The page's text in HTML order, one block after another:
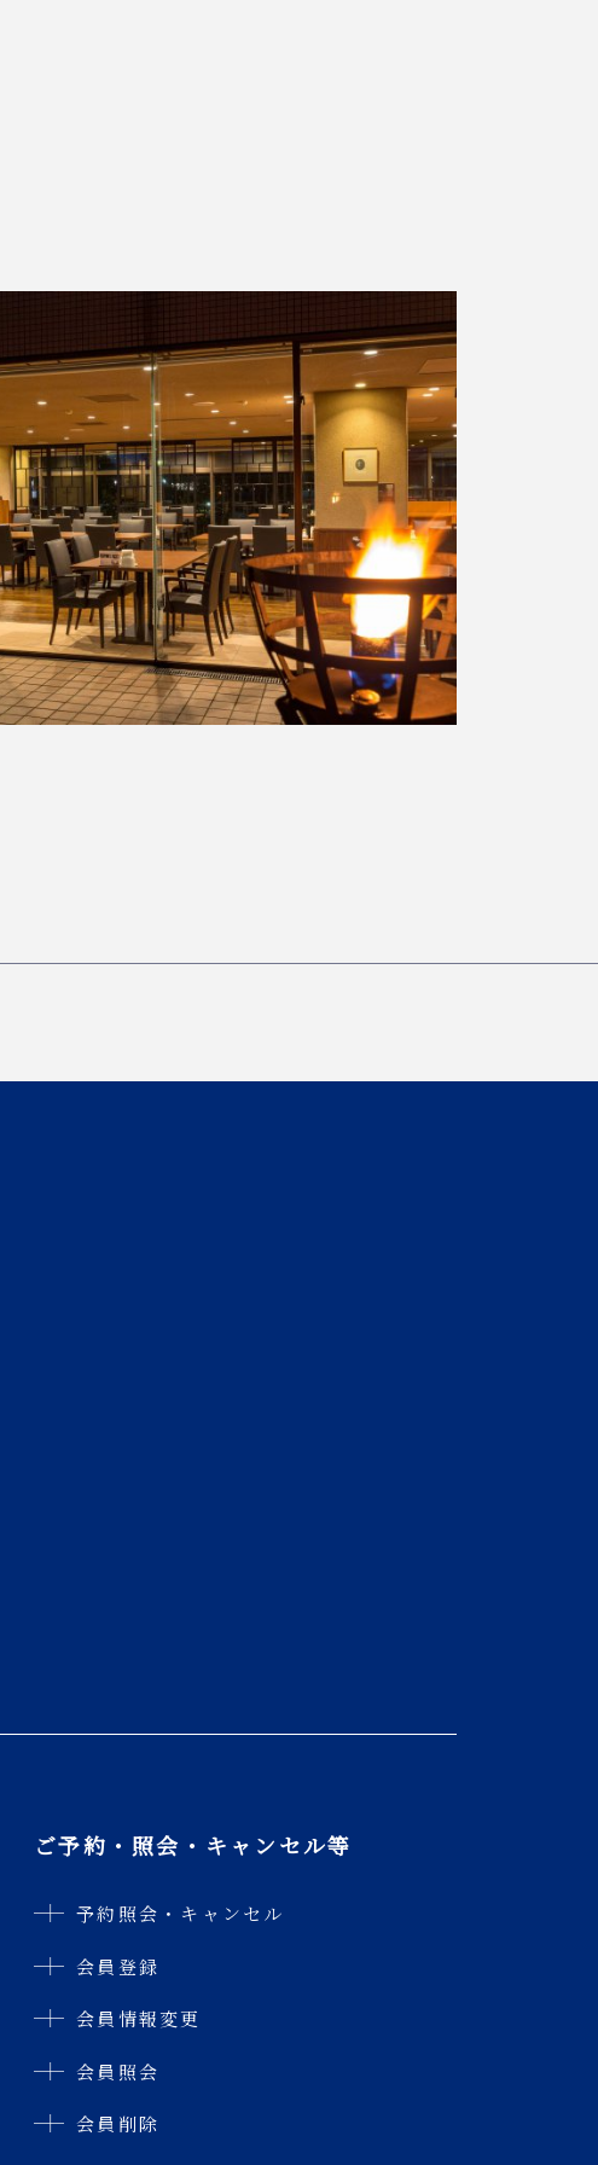
ご予約・照会・キャンセル等
予約照会・キャンセル
会員登録
会員情報変更
会員照会
会員削除